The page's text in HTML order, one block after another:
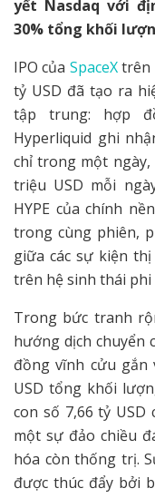
yết Nasdaq với
30% tổng khối
IPO của SpaceXtrên
tỷ USD đã tạo ra
tập trung: hợp
Hyperliquid ghi
chỉ trong một
triệu USD mỗi
HYPE của chính
trong cùng phiên,
giữa các sự kiện
trên hệ sinh thái
Trong bức tranh
hướng dịch chuyển
đồng vĩnh cửu gắn
USD tổng khối
con số 7,66 tỷ
một sự đảo chiều
hóa còn thống trị.
được thúc đẩy bởi